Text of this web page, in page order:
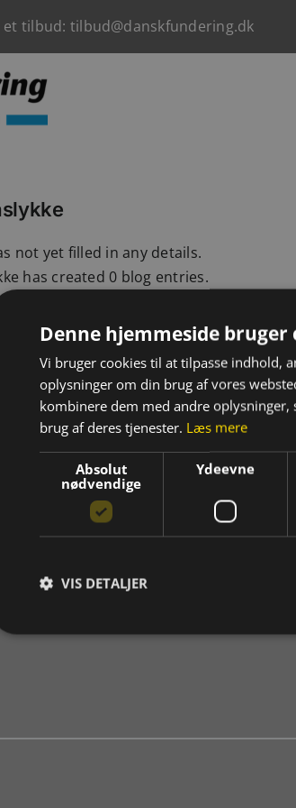
et tilbud: tilbud@danskfundering.dk
not yet filled in any details.
has created 0 blog entries.
Denne hjemmeside bruger
Vi bruger cookies til at tilpasse indhold,
oplysninger om din brug af vores
kombinere dem med andre
brug af deres tjenester. Læs mere
Absolut
nødvendige
Ydeevne
VIS DETALJER